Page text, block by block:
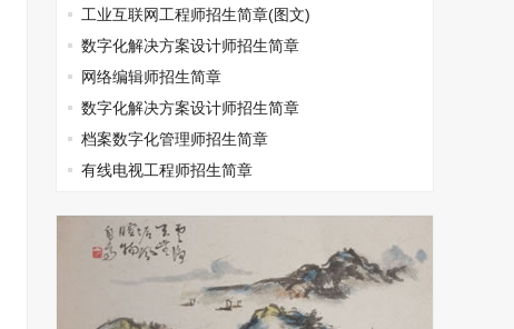
工业互联网工程师招生简章(图文)
数字化解决方案设计师招生简章
网络编辑师招生简章
数字化解决方案设计师招生简章
档案数字化管理师招生简章
有线电视工程师招生简章